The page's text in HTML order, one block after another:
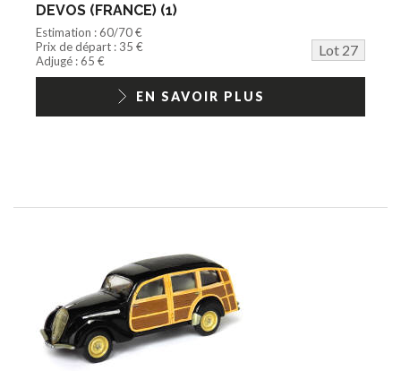
DEVOS (FRANCE) (1)
Estimation : 60/70 €
Prix de départ : 35 €
Lot 27
Adjugé : 65 €
EN SAVOIR PLUS